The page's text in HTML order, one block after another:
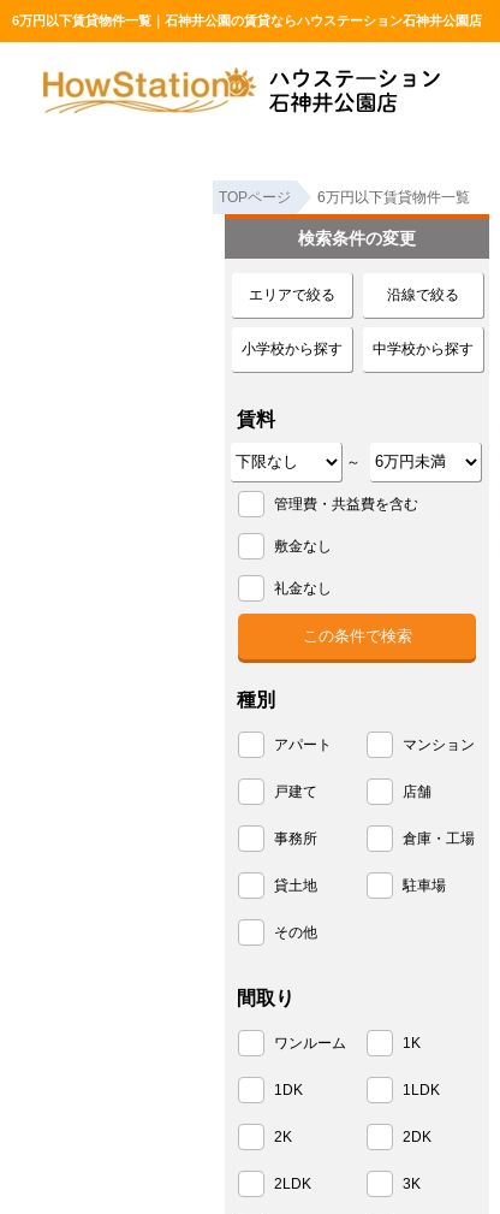
6万円以下賃貸物件一覧｜石神井公園の賃貸ならハウステーション石神井公園店
TOPページ 6万円以下賃貸物件一覧
検索条件の変更
エリアで絞る 沿線で絞る
小学校から探す 中学校から探す
賃料
～
管理費・共益費を含む
敷金なし
礼金なし
種別
アパート マンション
戸建て 店舗
事務所 倉庫・工場
貸土地 駐車場
その他
間取り
ワンルーム 1K
1DK 1LDK
2K 2DK
2LDK 3K